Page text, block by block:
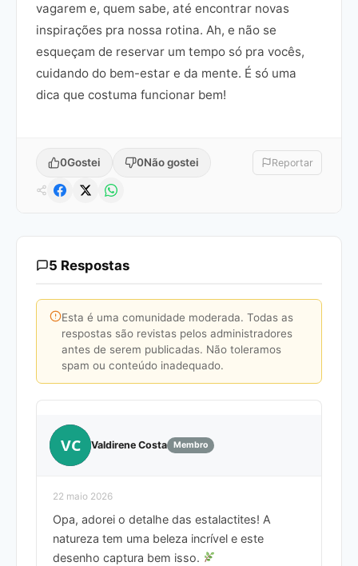
vagarem e, quem sabe, até encontrar novas
inspirações pra nossa rotina. Ah, e não se
esqueçam de reservar um tempo só pra vocês,
cuidando do bem-estar e da mente. É só uma
dica que costuma funcionar bem!
0Gostei 0Não gostei Reportar
5 Respostas
Esta é uma comunidade moderada. Todas as
respostas são revistas pelos administradores
antes de serem publicadas. Não toleramos
spam ou conteúdo inadequado.
VC Valdirene Costa Membro
22 maio 2026
Opa, adorei o detalhe das estalactites! A
natureza tem uma beleza incrível e este
desenho captura bem isso.